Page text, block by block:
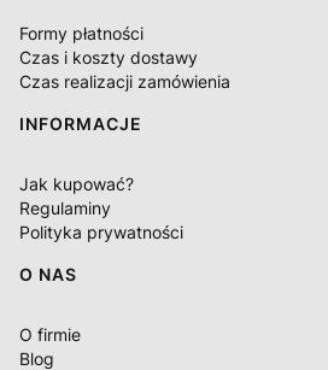
Formy płatności
Czas i koszty dostawy
Czas realizacji zamówienia
INFORMACJE
Jak kupować?
Regulaminy
Polityka prywatności
O NAS
O firmie
Blog